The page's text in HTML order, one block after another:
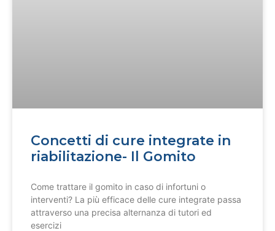
Concetti di cure integrate in
riabilitazione- Il Gomito
Come trattare il gomito in caso di infortuni o
interventi? La più efficace delle cure integrate passa
attraverso una precisa alternanza di tutori ed
esercizi